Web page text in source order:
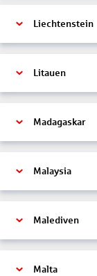
Liechtenstein
Litauen
Madagaskar
Malaysia
Malediven
Malta